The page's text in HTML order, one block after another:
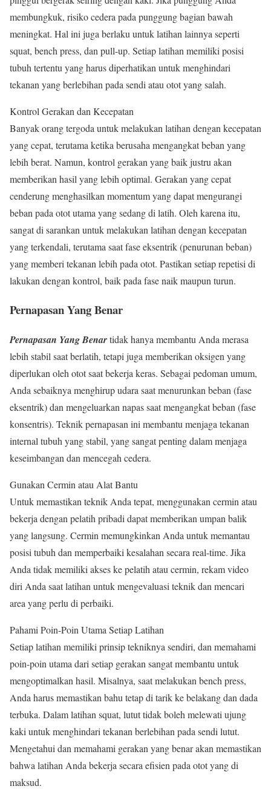
membungkuk, risiko cedera pada punggung bagian bawah
meningkat. Hal ini juga berlaku untuk latihan lainnya seperti
squat, bench press, dan pull-up. Setiap latihan memiliki posisi
tubuh tertentu yang harus diperhatikan untuk menghindari
tekanan yang berlebihan pada sendi atau otot yang salah.
Kontrol Gerakan dan Kecepatan
Banyak orang tergoda untuk melakukan latihan dengan kecepatan
yang cepat, terutama ketika berusaha mengangkat beban yang
lebih berat. Namun, kontrol gerakan yang baik justru akan
memberikan hasil yang lebih optimal. Gerakan yang cepat
cenderung menghasilkan momentum yang dapat mengurangi
beban pada otot utama yang sedang di latih. Oleh karena itu,
sangat di sarankan untuk melakukan latihan dengan kecepatan
yang terkendali, terutama saat fase eksentrik (penurunan beban)
yang memberi tekanan lebih pada otot. Pastikan setiap repetisi di
lakukan dengan kontrol, baik pada fase naik maupun turun.
Pernapasan Yang Benar
Pernapasan Yang Benartidak hanya membantu Anda merasa
lebih stabil saat berlatih, tetapi juga memberikan oksigen yang
diperlukan oleh otot saat bekerja keras. Sebagai pedoman umum,
Anda sebaiknya menghirup udara saat menurunkan beban (fase
eksentrik) dan mengeluarkan napas saat mengangkat beban (fase
konsentris). Teknik pernapasan ini membantu menjaga tekanan
internal tubuh yang stabil, yang sangat penting dalam menjaga
keseimbangan dan mencegah cedera.
Gunakan Cermin atau Alat Bantu
Untuk memastikan teknik Anda tepat, menggunakan cermin atau
bekerja dengan pelatih pribadi dapat memberikan umpan balik
yang langsung. Cermin memungkinkan Anda untuk memantau
posisi tubuh dan memperbaiki kesalahan secara real-time. Jika
Anda tidak memiliki akses ke pelatih atau cermin, rekam video
diri Anda saat latihan untuk mengevaluasi teknik dan mencari
area yang perlu di perbaiki.
Pahami Poin-Poin Utama Setiap Latihan
Setiap latihan memiliki prinsip tekniknya sendiri, dan memahami
poin-poin utama dari setiap gerakan sangat membantu untuk
mengoptimalkan hasil. Misalnya, saat melakukan bench press,
Anda harus memastikan bahu tetap di tarik ke belakang dan dada
terbuka. Dalam latihan squat, lutut tidak boleh melewati ujung
kaki untuk menghindari tekanan berlebihan pada sendi lutut.
Mengetahui dan memahami gerakan yang benar akan memastikan
bahwa latihan Anda bekerja secara efisien pada otot yang di
maksud.